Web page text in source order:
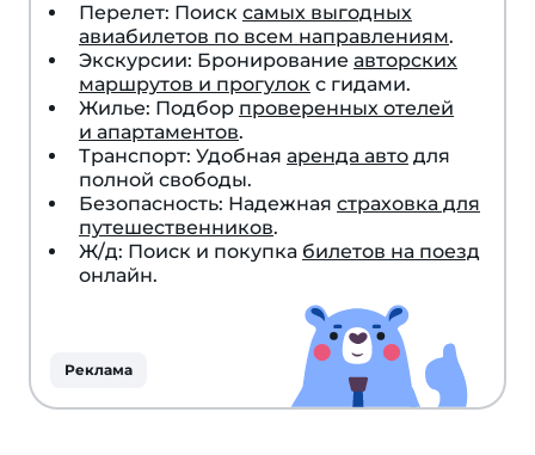
Перелет: Поиск самых выгодных
авиабилетов по всем направлениям.
Экскурсии: Бронирование авторских
маршрутов и прогулок с гидами.
Жилье: Подбор проверенных отелей
и апартаментов.
Транспорт: Удобная аренда авто для
полной свободы.
Безопасность: Надежная страховка для
путешественников.
Ж/д: Поиск и покупка билетов на поезд
онлайн.
Реклама